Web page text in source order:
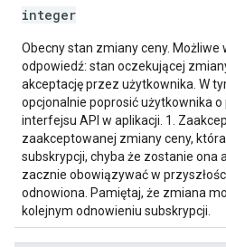
integer
Obecny stan zmiany ceny. Możliwe
odpowiedź: stan oczekującej
akceptację przez użytkownika. W
opcjonalnie poprosić użytkownika
interfejsu API w aplikacji. 1.
zaakceptowanej zmiany ceny,
subskrypcji, chyba że zostanie ona
zacznie obowiązywać w
odnowiona. Pamiętaj, że zmiana
kolejnym odnowieniu subskrypcji.